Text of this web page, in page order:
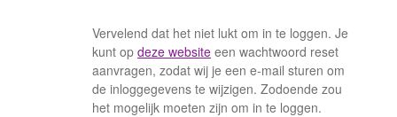
Vervelend dat het niet lukt om in te loggen. Je
kunt op deze website een wachtwoord reset
aanvragen, zodat wij je een e-mail sturen om
de inloggegevens te wijzigen. Zodoende zou
het mogelijk moeten zijn om in te loggen.